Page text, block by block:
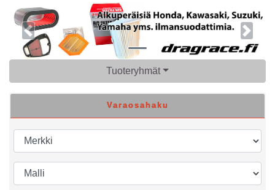
Previous Next
Tuoteryhmät
Varaosahaku